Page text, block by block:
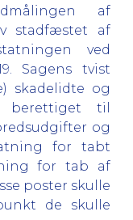
af
stadfæstet af
ved
Sagens tvist
skadelidte og
berettiget til
og
for tabt
for tab af
poster skulle
de skulle